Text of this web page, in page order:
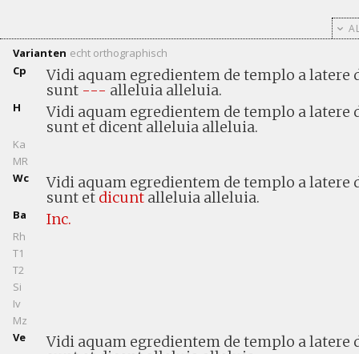
Varianten echt orthographisch
Cp
Vidi aquam egredientem de templo a
sunt --- alleluia alleluia.
H
Vidi aquam egredientem de templo a
sunt et dicent alleluia alleluia.
Ka
MR
Wc
Vidi aquam egredientem de templo a
sunt et dicunt alleluia alleluia.
Ba Inc.
Rh
T1
T2
Si
Iv
Mz
Ve
Vidi aquam egredientem de templo a